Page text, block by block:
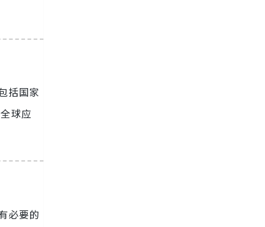
括国家
球应
必要的